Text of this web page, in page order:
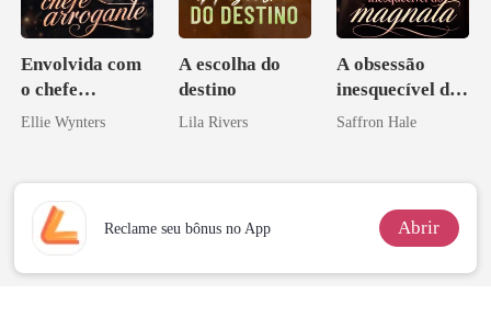
Envolvida com
o chefe
arrogante
Ellie Wynters
A escolha do
destino
Lila Rivers
A obsessão
inesquecível do
magnata
Saffron Hale
Reclame seu bônus no App Abrir